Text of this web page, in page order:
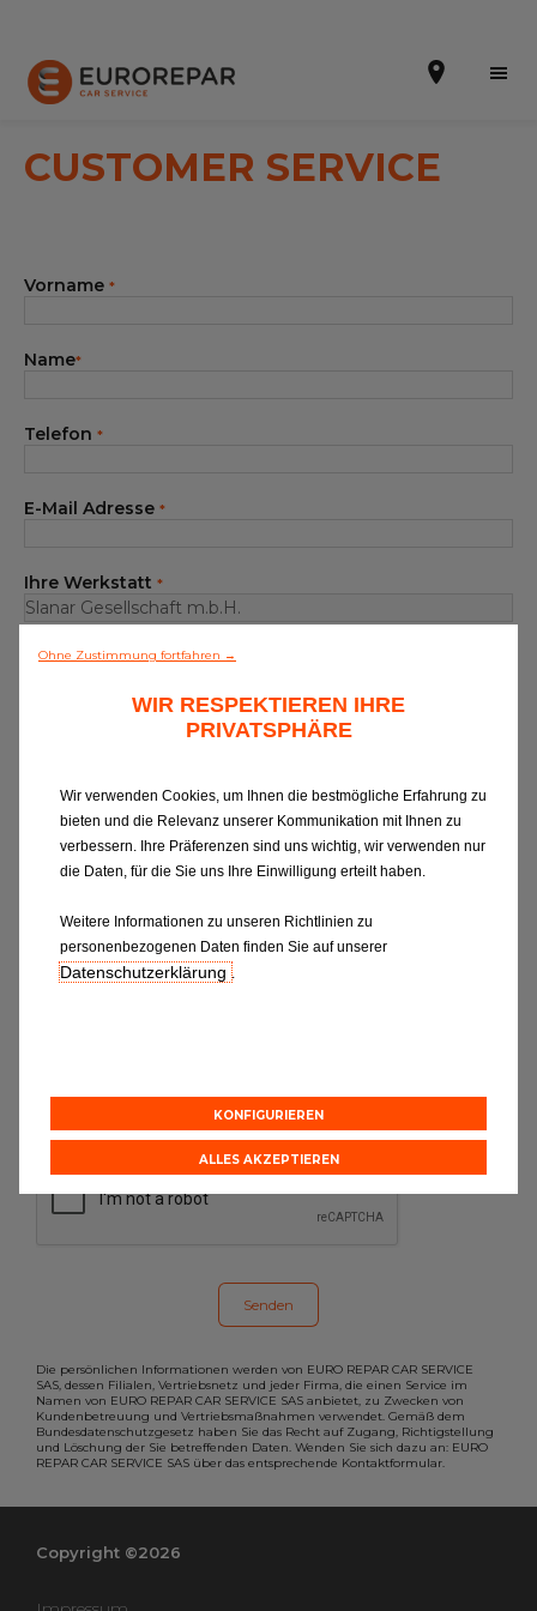
Die Marke
Dem Netz beitreten
Kontakt
Alle Werkstätten
Dem Netz beitreten
CUSTOMER SERVICE
möchten, dann füllen Sie bitte das
Vorname *
Name*
Telefon *
E-Mail Adresse *
Ihre Werkstatt *
Empfänger
Betreff Ihrer Nachricht*
Ihre Nachricht
Die persönlichen Informationen werden von EURO REPAR CAR SERVICE
SAS, dessen Filialen, Vertriebsnetz und jeder Firma, die einen Service im
Namen von EURO REPAR CAR SERVICE SAS anbietet, zu Zwecken von
Kundenbetreuung und Vertriebsmaßnahmen verwendet. Gemäß dem
Bundesdatenschutzgesetz haben Sie das Recht auf Zugang, Richtigstellung
und Löschung der Sie betreffenden Daten. Wenden Sie sich dazu an: EURO
REPAR CAR SERVICE SAS über das entsprechende Kontaktformular.
Copyright ©2026
Ohne Zustimmung fortfahren →
WIR RESPEKTIEREN IHRE
PRIVATSPHÄRE
Wir verwenden Cookies, um Ihnen die bestmögliche Erfahrung zu
bieten und die Relevanz unserer Kommunikation mit Ihnen zu
verbessern. Ihre Präferenzen sind uns wichtig, wir verwenden nur
die Daten, für die Sie uns Ihre Einwilligung erteilt haben.
Weitere Informationen zu unseren Richtlinien zu
personenbezogenen Daten finden Sie auf unserer
Datenschutzerklärung .
KONFIGURIEREN
ALLES AKZEPTIEREN